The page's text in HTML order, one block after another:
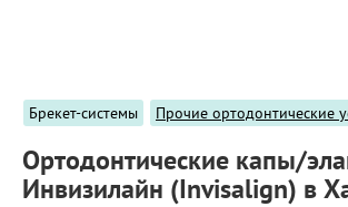
О ПРОЕКТЕ
ОБРАТНАЯ СВЯЗЬ
Брекет-системы Прочие ортодонтические
Ортодонтические капы/
Инвизилайн (Invisalign) в